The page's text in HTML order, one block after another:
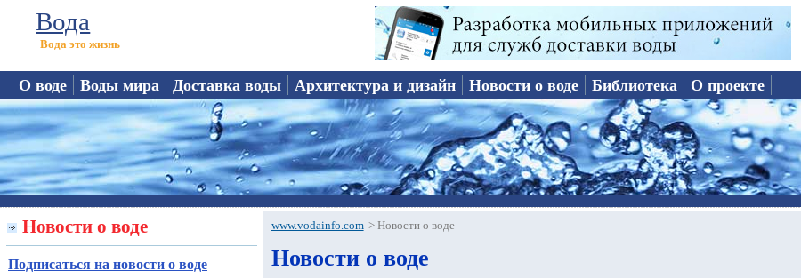
Вода
Вода это жизнь
О воде Воды мира Доставка воды Архитектура и дизайн Новости о воде Библиотека О проекте
Новости о воде
Подписаться на новости о воде
www.vodainfo.com > Новости о воде
Новости о воде